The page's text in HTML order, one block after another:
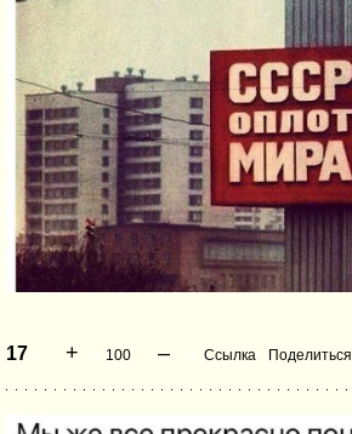
17 + 100 – Ссылка Поделиться